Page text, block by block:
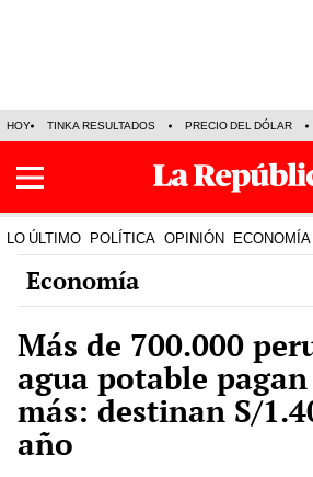
HOY TINKA RESULTADOS PRECIO DEL DÓLAR
LO ÚLTIMO POLÍTICA OPINIÓN ECONOMÍA
Economía
Más de 700.000
agua potable pagan
más: destinan S/
año